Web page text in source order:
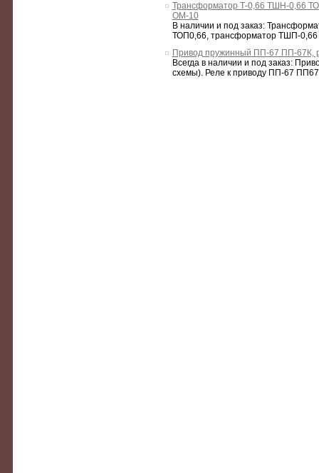
Трансформатор Т-0,66 ТШН-0,66
ОМ-10
В наличии и под заказ:
ТОП0,66, трансформатор ТШП-
Привод пружинный ПП-67 ПП-67К,
Всегда в наличии и под заказ:
схемы). Реле к приводу ПП-67